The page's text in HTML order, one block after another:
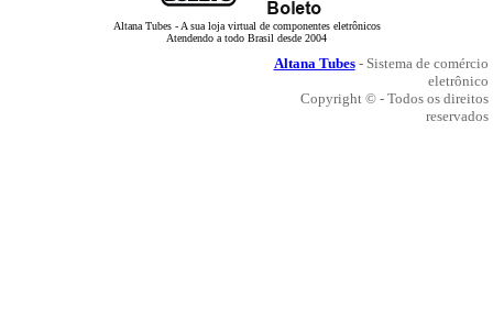
Altana Tubes - A sua loja virtual de componentes eletrônicos
Atendendo a todo Brasil desde 2004
Altana Tubes- Sistema de comércio
eletrônico
Copyright © - Todos os direitos
reservados